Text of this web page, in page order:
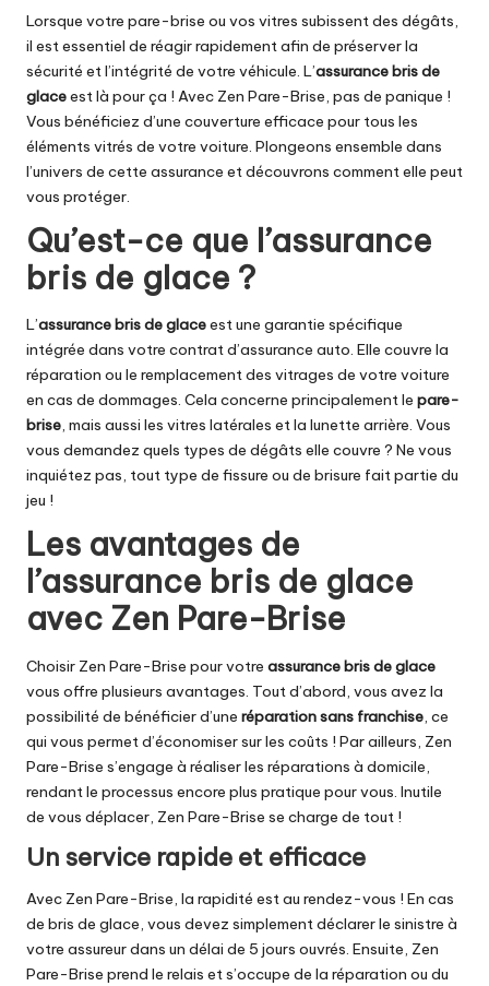
Lorsque votre pare-brise ou vos vitres subissent des dégâts,
il est essentiel de réagir rapidement afin de préserver la
sécurité et l’intégrité de votre véhicule. L’assurance bris de
glaceest là pour ça ! Avec Zen Pare-Brise, pas de panique !
Vous bénéficiez d’une couverture efficace pour tous les
éléments vitrés de votre voiture. Plongeons ensemble dans
l’univers de cette assurance et découvrons comment elle peut
vous protéger.
Qu’est-ce que l’assurance
bris de glace ?
L’assurance bris de glaceest une garantie spécifique
intégrée dans votre contrat d’assurance auto. Elle couvre la
réparation ou le remplacement des vitrages de votre voiture
en cas de dommages. Cela concerne principalement le pare-
brise, mais aussi les vitres latérales et la lunette arrière. Vous
vous demandez quels types de dégâts elle couvre ? Ne vous
inquiétez pas, tout type de fissure ou de brisure fait partie du
jeu !
Les avantages de
l’assurance bris de glace
avec Zen Pare-Brise
Choisir Zen Pare-Brise pour votre assurance bris de glace
vous offre plusieurs avantages. Tout d’abord, vous avez la
possibilité de bénéficier d’une réparation sans franchise, ce
qui vous permet d’économiser sur les coûts ! Par ailleurs, Zen
Pare-Brise s’engage à réaliser les réparations à domicile,
rendant le processus encore plus pratique pour vous. Inutile
de vous déplacer, Zen Pare-Brise se charge de tout !
Un service rapide et efficace
Avec Zen Pare-Brise, la rapidité est au rendez-vous ! En cas
de bris de glace, vous devez simplement déclarer le sinistre à
votre assureur dans un délai de 5 jours ouvrés. Ensuite, Zen
Pare-Brise prend le relais et s’occupe de la réparation ou du